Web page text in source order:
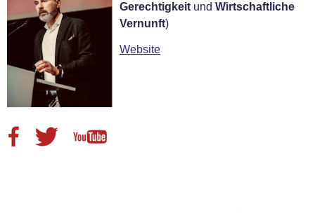
Gerechtigkeit und Wirtschaftliche
Vernunft)
Website